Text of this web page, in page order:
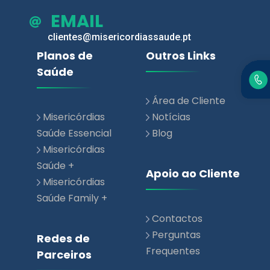
EMAIL
clientes@misericordiassaude.pt
Planos de
Saúde
Misericórdias
Saúde Essencial
Misericórdias
Saúde +
Misericórdias
Saúde Family +
Redes de
Parceiros
Outros Links
Área de Cliente
Notícias
Blog
Apoio ao Cliente
Contactos
Perguntas
Frequentes